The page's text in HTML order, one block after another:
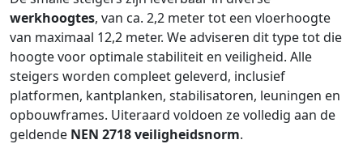
werkhoogtes, van ca. 2,2 meter tot een vloerhoogte
van maximaal 12,2 meter. We adviseren dit type tot die
hoogte voor optimale stabiliteit en veiligheid. Alle
steigers worden compleet geleverd, inclusief
platformen, kantplanken, stabilisatoren, leuningen en
opbouwframes. Uiteraard voldoen ze volledig aan de
geldende NEN 2718 veiligheidsnorm.